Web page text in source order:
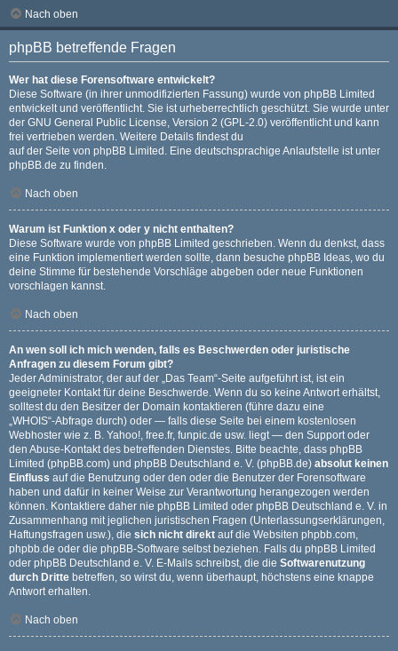
Nach oben
phpBB betreffende Fragen
Wer hat diese Forensoftware entwickelt?
Diese Software (in ihrer unmodifizierten Fassung) wurde von phpBB Limited
entwickelt und veröffentlicht. Sie ist urheberrechtlich geschützt. Sie wurde unter
der GNU General Public License, Version 2 (GPL-2.0) veröffentlicht und kann
frei vertrieben werden. Weitere Details findest du
auf der Seite von phpBB Limited . Eine deutschsprachige Anlaufstelle ist unter
phpBB.de zu finden.
Nach oben
Warum ist Funktion x oder y nicht enthalten?
Diese Software wurde von phpBB Limited geschrieben. Wenn du denkst, dass
eine Funktion implementiert werden sollte, dann besuche phpBB Ideas, wo du
deine Stimme für bestehende Vorschläge abgeben oder neue Funktionen
vorschlagen kannst.
Nach oben
An wen soll ich mich wenden, falls es Beschwerden oder juristische
Anfragen zu diesem Forum gibt?
Jeder Administrator, der auf der „Das Team“-Seite aufgeführt ist, ist ein
geeigneter Kontakt für deine Beschwerde. Wenn du so keine Antwort erhältst,
solltest du den Besitzer der Domain kontaktieren (führe dazu eine
„WHOIS“-Abfrage durch) oder — falls diese Seite bei einem kostenlosen
Webhoster wie z. B. Yahoo!, free.fr, funpic.de usw. liegt — den Support oder
den Abuse-Kontakt des betreffenden Dienstes. Bitte beachte, dass phpBB
Limited (phpBB.com) und phpBB Deutschland e. V. (phpBB.de) absolut keinen
Einfluss auf die Benutzung oder den oder die Benutzer der Forensoftware
haben und dafür in keiner Weise zur Verantwortung herangezogen werden
können. Kontaktiere daher nie phpBB Limited oder phpBB Deutschland e. V. in
Zusammenhang mit jeglichen juristischen Fragen (Unterlassungserklärungen,
Haftungsfragen usw.), die sich nicht direkt auf die Websiten phpbb.com,
phpbb.de oder die phpBB-Software selbst beziehen. Falls du phpBB Limited
oder phpBB Deutschland e. V. E-Mails schreibst, die die Softwarenutzung
durch Dritte betreffen, so wirst du, wenn überhaupt, höchstens eine knappe
Antwort erhalten.
Nach oben